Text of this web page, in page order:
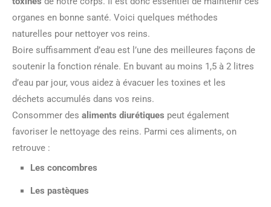
organes en bonne santé. Voici quelques méthodes
naturelles pour nettoyer vos reins.
Boire suffisamment d’eau est l’une des meilleures façons de
soutenir la fonction rénale. En buvant au moins 1,5 à 2 litres
d’eau par jour, vous aidez à évacuer les toxines et les
déchets accumulés dans vos reins.
Consommer des aliments diurétiques peut également
favoriser le nettoyage des reins. Parmi ces aliments, on
retrouve :
Les concombres
Les pastèques